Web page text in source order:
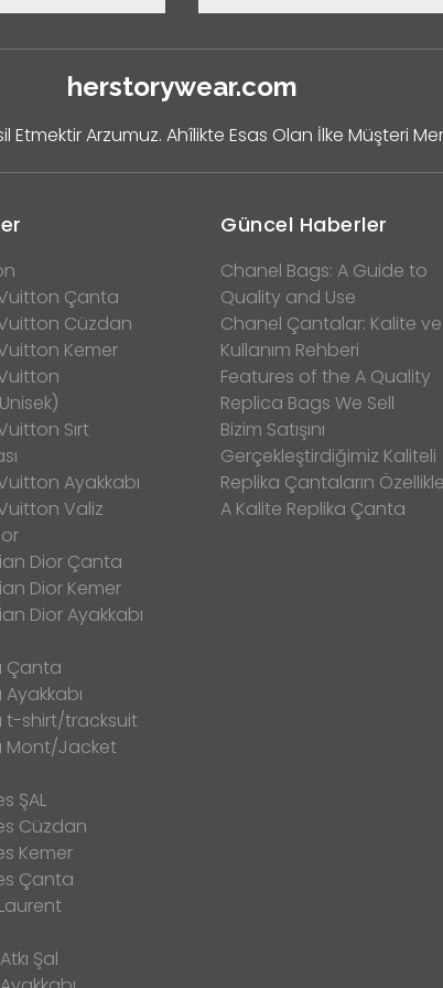
herstorywear.com
Etmektir Arzumuz. Ahîlikte Esas Olan İlke Müşteri
Çanta
Cüzdan
Kemer
Sırt
Ayakkabı
Valiz
Dior Çanta
Dior Kemer
Dior Ayakkabı
Çanta
t-shirt/tracksuit
Mont/Jacket
ŞAL
Cüzdan
Kemer
Çanta
Şal
Güncel Haberler
Chanel Bags: A Guide to
Quality and Use
Chanel Çantalar: Kalite ve
Kullanım Rehberi
Features of the A Quality
Replica Bags We Sell
Bizim Satışını
Gerçekleştirdiğimiz Kaliteli
Replika Çantaların
A Kalite Replika Çanta